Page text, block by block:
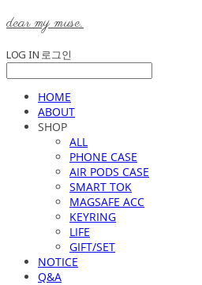
dear my muse.
LOG IN 로그인
HOME
ABOUT
SHOP
ALL
PHONE CASE
AIR PODS CASE
SMART TOK
MAGSAFE ACC
KEYRING
LIFE
GIFT/SET
NOTICE
Q&A